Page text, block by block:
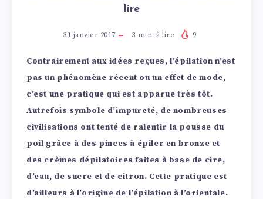
lire
31 janvier 2017 3 min. à lire 9
Contrairement aux idées reçues, l’épilation n’est
pas un phénomène récent ou un effet de mode,
c’est une pratique qui est apparue très tôt.
Autrefois symbole d’impureté, de nombreuses
civilisations ont tenté de ralentir la pousse du
poil grâce à des pinces à épiler en bronze et
des crèmes dépilatoires faites à base de cire,
d’eau, de sucre et de citron. Cette pratique est
d’ailleurs à l’origine de l’épilation à l’orientale.